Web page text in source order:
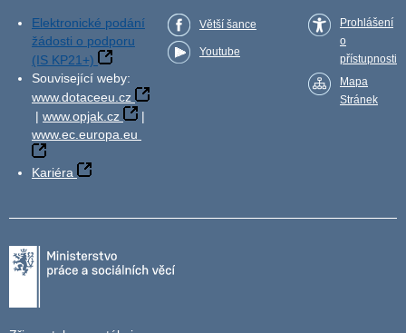
Elektronické podání
žádosti o podporu
(IS KP21+)
Související weby:
www.dotaceeu.cz
| www.opjak.cz
|
www.ec.europa.eu
Kariéra
Větší šance
Youtube
Prohlášení
o
přístupnosti
Mapa
Stránek